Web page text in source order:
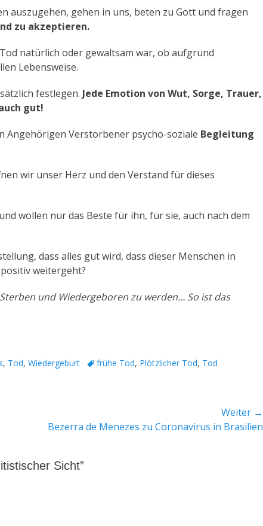
auszugehen, gehen in uns, beten zu Gott und fragen
zu akzeptieren.
natürlich oder gewaltsam war, ob aufgrund
Lebensweise.
festlegen. Jede Emotion von Wut, Sorge, Trauer,
gut!
Angehörigen Verstorbener psycho-soziale Begleitung
wir unser Herz und den Verstand für dieses
wollen nur das Beste für ihn, für sie, auch nach dem
dass alles gut wird, dass dieser Menschen in
weitergeht?
und Wiedergeboren zu werden… So ist das
, Tod, Wiedergeburt Tagsfrühe Tod, Plötzlicher Tod, Tod
Weiter →
Nächster
Bezerra de Menezes zu Coronavirus in Brasilien
Sicht”